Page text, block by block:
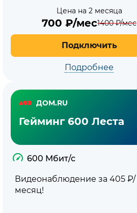
Цена на 2 месяца
700 ₽/мес1400₽/мес
Подключить
Подробнее
ДОМ.RU
Гейминг 600 Леста
600 Мбит/с
Видеонаблюдение за 405 ₽/
месяц!